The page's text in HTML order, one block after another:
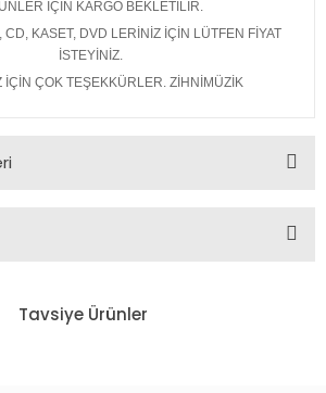
İÇİN KARGO BEKLETİLİR.
CD, KASET, DVD LERİNİZ İÇİN LÜTFEN FİYAT
İSTEYİNİZ.
İÇİN ÇOK TEŞEKKÜRLER. ZİHNİMÜZİK
iletebilirsiniz.
Tavsiye Ürünler